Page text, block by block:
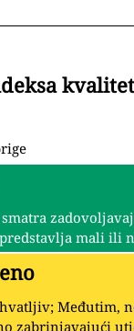
mali ili
Međutim,
zabrinjavajući